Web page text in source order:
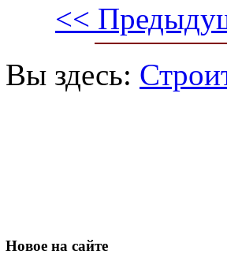
<<
Вы здесь:
Новое на сайте